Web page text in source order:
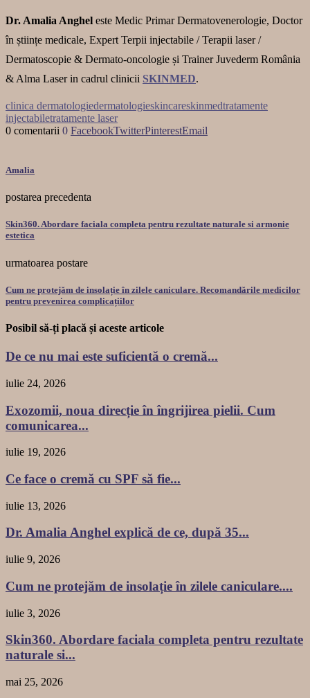
Dr. Amalia Anghel este Medic Primar Dermatovenerologie, Doctor
în științe medicale, Expert Terpii injectabile / Terapii laser /
Dermatoscopie & Dermato-oncologie și Trainer Juvederm România
& Alma Laser in cadrul clinicii SKINMED.
clinica dermatologiedermatologieskincareskinmedtratamente
injectabiletratamente laser
0 comentarii 0 FacebookTwitterPinterestEmail
Amalia
postarea precedenta
Skin360. Abordare faciala completa pentru rezultate naturale si armonie
estetica
urmatoarea postare
Cum ne protejăm de insolație în zilele caniculare. Recomandările medicilor
pentru prevenirea complicațiilor
Posibil să-ți placă și aceste articole
De ce nu mai este suficientă o cremă...
iulie 24, 2026
Exozomii, noua direcție în îngrijirea pielii. Cum
comunicarea...
iulie 19, 2026
Ce face o cremă cu SPF să fie...
iulie 13, 2026
Dr. Amalia Anghel explică de ce, după 35...
iulie 9, 2026
Cum ne protejăm de insolație în zilele caniculare....
iulie 3, 2026
Skin360. Abordare faciala completa pentru rezultate
naturale si...
mai 25, 2026